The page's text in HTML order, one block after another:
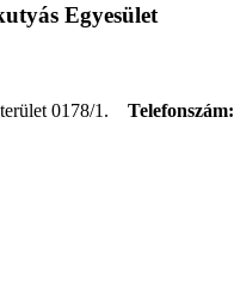
Egyesület
0178/1. Telefonszám: